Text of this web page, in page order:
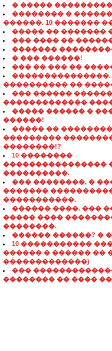
� �����
�������� �
������. 10 �������
����� �� �������
��� ���� ��
�������
� ��� ������!
��� �� ��� ��
���������������.
���������� ��
��� ������
�������������
����� ������ �
������!
����� ��
���������
��������!?
10 ��������
����������������
����������.
��� ��������, �
�������
�����������.
������ ����. ���
����� ����
��������.
������ ������? �
10 �����������
������ � ������ ��
�������������)
���
�������� �� ����